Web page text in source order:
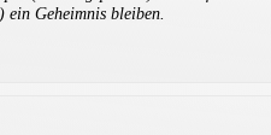
Geheimnis bleiben.